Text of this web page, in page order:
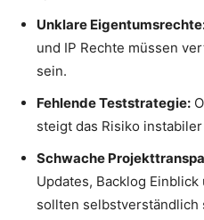
Unklare
und IP Rechte müssen
sein.
Fehlende Teststrategie:
steigt das Risiko
Schwache
Updates, Backlog
sollten selbstverständlich